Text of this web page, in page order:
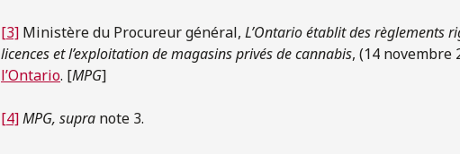
[3] Ministère du Procureur général, L’Ontario établit des règlements
licences et l’exploitation de magasins privés de cannabis, (14 novembre
l’Ontario. [MPG]
[4]MPG, supra note 3.